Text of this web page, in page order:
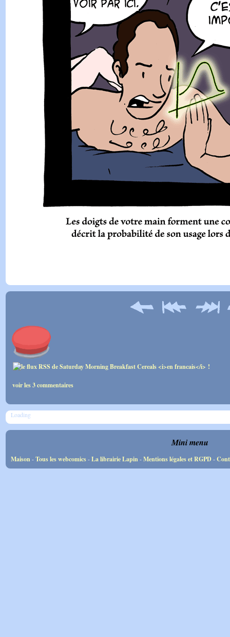
voir les 3 commentaires
Loading
Mini menu
Maison-Tous les webcomics-La librairie Lapin-Mentions légales et RGPD-